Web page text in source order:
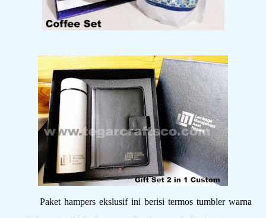
Paket hampers ekslusif ini berisi termos tumbler warna